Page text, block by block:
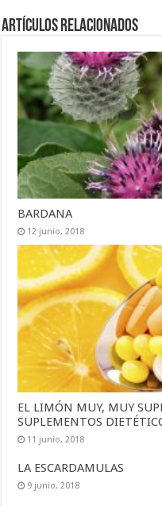
Artículos Relacionados
BARDANA
12 junio, 2018
EL LIMÓN MUY, MUY
SUPLEMENTOS
11 junio, 2018
LA ESCARDAMULAS
9 junio, 2018